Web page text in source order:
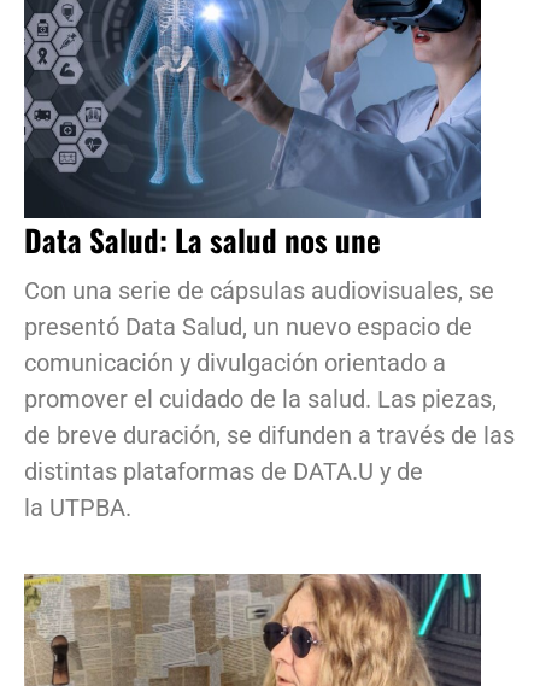
Data Salud: La salud nos une
Con una serie de cápsulas audiovisuales, se
presentó Data Salud, un nuevo espacio de
comunicación y divulgación orientado a
promover el cuidado de la salud. Las piezas,
de breve duración, se difunden a través de las
distintas plataformas de DATA.U y de
la UTPBA.